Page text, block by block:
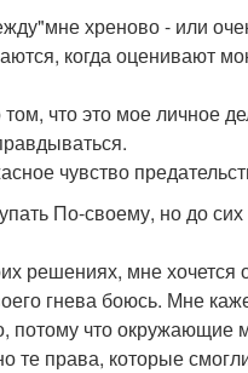
хреново - или
когда оценивают
что это мое личное
чувство
По-своему, но до сих
решениях, мне хочется
гнева боюсь. Мне
потому что окружающие
те права, которые